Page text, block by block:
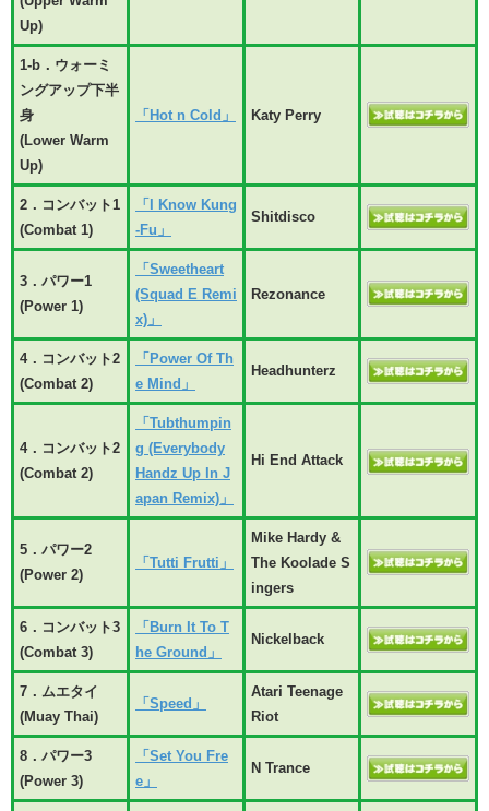
Up)
1-b．ウォーミ
ングアップ下半
身
(Lower Warm
Up)
「Hot n Cold」 Katy Perry
2．コンバット1
(Combat 1)
「I Know Kung
-Fu」
Shitdisco
3．パワー1
(Power 1)
「Sweetheart
(Squad E Remi
x)」
Rezonance
4．コンバット2
(Combat 2)
「Power Of Th
e Mind」
Headhunterz
4．コンバット2
(Combat 2)
「Tubthumpin
g (Everybody
Handz Up In J
apan Remix)」
Hi End Attack
5．パワー2
(Power 2)
「Tutti Frutti」
Mike Hardy &
The Koolade S
ingers
6．コンバット3
(Combat 3)
「Burn It To T
he Ground」
Nickelback
7．ムエタイ
(Muay Thai)
「Speed」
Atari Teenage
Riot
8．パワー3
(Power 3)
「Set You Fre
e」
N Trance